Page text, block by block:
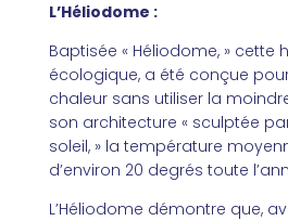
L’Héliodome :
Baptisée « Héliodome, » cette
écologique, a été conçue
chaleur sans utiliser la
son architecture « sculptée
soleil, » la température
d’environ 20 degrés toute
L’Héliodome démontre que,